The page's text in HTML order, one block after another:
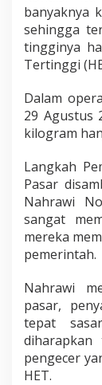
banyaknya
sehingga
tingginya
Tertinggi
Dalam
29 Agustus
kilogram
Langkah
Pasar
Nahrawi
sangat
mereka
pemerintah.
Nahrawi
pasar,
tepat
pengecer
HET.